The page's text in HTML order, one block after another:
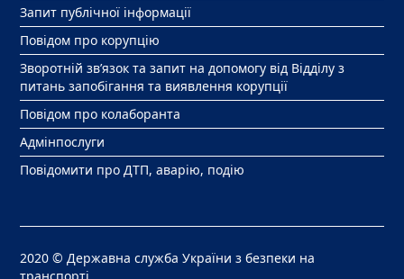
Запит публічної інформації
Повідом про корупцію
Зворотній зв’язок та запит на допомогу від Відділу з
питань запобігання та виявлення корупції
Повідом про колаборанта
Адмінпослуги
Повідомити про ДТП, аварію, подію
2020 © Державна служба України з безпеки на